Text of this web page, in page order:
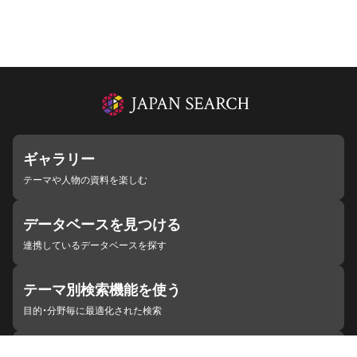
ギャラリー
テーマや人物の資料を楽しむ
データベースを見つける
連携しているデータベースを探す
テーマ別検索機能を使う
目的・分野毎に最適化された検索